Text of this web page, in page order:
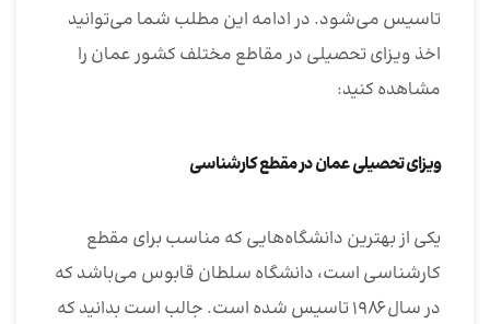
تاسیس می‌شود. در ادامه این مطلب شما می‌توانید
اخذ ویزای تحصیلی در مقاطع مختلف کشور عمان را
مشاهده کنید:
ویزای تحصیلی عمان در مقطع کارشناسی
یکی از بهترین دانشگاه‌هایی که مناسب برای مقطع
کارشناسی است، دانشگاه سلطان قابوس می‌باشد که
در سال ۱۹۸۶ تاسیس شده است. جالب است بدانید که